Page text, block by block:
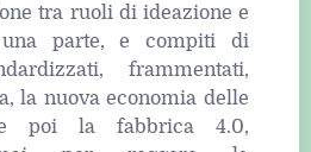
tra ruoli di ideazione e
una parte, e compiti di
frammentati,
la nuova economia delle
poi la fabbrica 4.0,